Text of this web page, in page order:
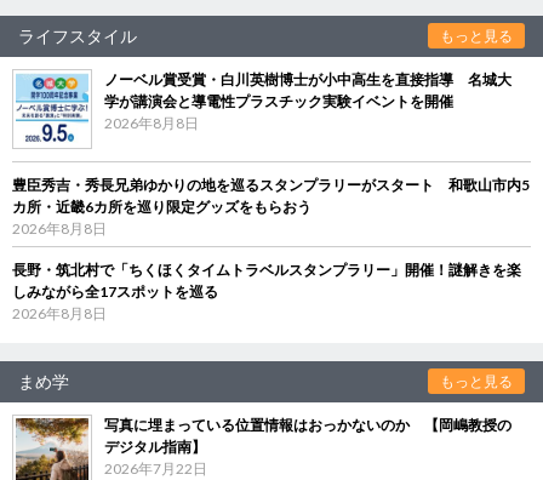
ライフスタイル もっと見る
ノーベル賞受賞・白川英樹博士が小中高生を直接指導 名城大
学が講演会と導電性プラスチック実験イベントを開催
2026年8月8日
豊臣秀吉・秀長兄弟ゆかりの地を巡るスタンプラリーがスタート 和歌山市内5
カ所・近畿6カ所を巡り限定グッズをもらおう
2026年8月8日
長野・筑北村で「ちくほくタイムトラベルスタンプラリー」開催！謎解きを楽
しみながら全17スポットを巡る
2026年8月8日
まめ学 もっと見る
写真に埋まっている位置情報はおっかないのか 【岡嶋教授の
デジタル指南】
2026年7月22日